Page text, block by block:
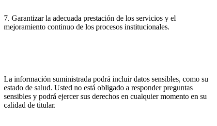
7. Garantizar la adecuada prestación de los servicios y el
mejoramiento continuo de los procesos institucionales.
La información suministrada podrá incluir datos sensibles, como su
estado de salud. Usted no está obligado a responder preguntas
sensibles y podrá ejercer sus derechos en cualquier momento en su
calidad de titular.